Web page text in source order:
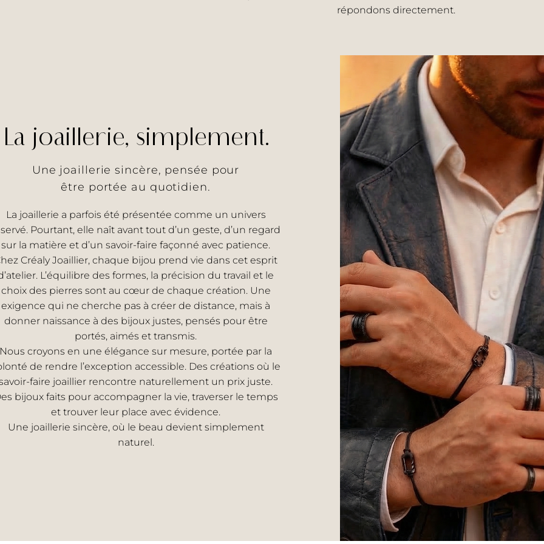
répondons directement.
La joaillerie, simplement.
Une joaillerie sincère, pensée pour
être portée au quotidien.
La joaillerie a parfois été présentée comme un univers
Pourtant, elle naît avant tout d’un geste, d’un regard
sur la matière et d’un savoir-faire façonné avec patience.
Créaly Joaillier, chaque bijou prend vie dans cet esprit
L’équilibre des formes, la précision du travail et le
choix des pierres sont au cœur de chaque création. Une
exigence qui ne cherche pas à créer de distance, mais à
donner naissance à des bijoux justes, pensés pour être
portés, aimés et transmis.
Nous croyons en une élégance sur mesure, portée par la
de rendre l’exception accessible. Des créations où le
faire joaillier rencontre naturellement un prix juste.
bijoux faits pour accompagner la vie, traverser le temps
et trouver leur place avec évidence.
Une joaillerie sincère, où le beau devient simplement
naturel.